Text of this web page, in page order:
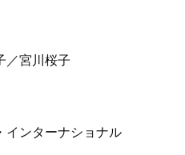
／宮川桜子
インターナショナル